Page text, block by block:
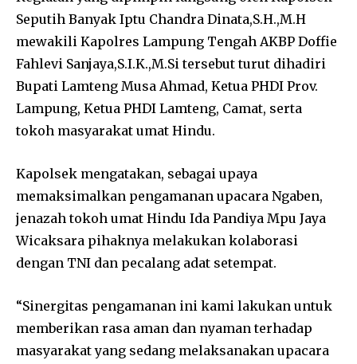
Seputih Banyak Iptu Chandra Dinata,S.H.,M.H
mewakili Kapolres Lampung Tengah AKBP Doffie
Fahlevi Sanjaya,S.I.K.,M.Si tersebut turut dihadiri
Bupati Lamteng Musa Ahmad, Ketua PHDI Prov.
Lampung, Ketua PHDI Lamteng, Camat, serta
tokoh masyarakat umat Hindu.
Kapolsek mengatakan, sebagai upaya
memaksimalkan pengamanan upacara Ngaben,
jenazah tokoh umat Hindu Ida Pandiya Mpu Jaya
Wicaksara pihaknya melakukan kolaborasi
dengan TNI dan pecalang adat setempat.
“Sinergitas pengamanan ini kami lakukan untuk
memberikan rasa aman dan nyaman terhadap
masyarakat yang sedang melaksanakan upacara